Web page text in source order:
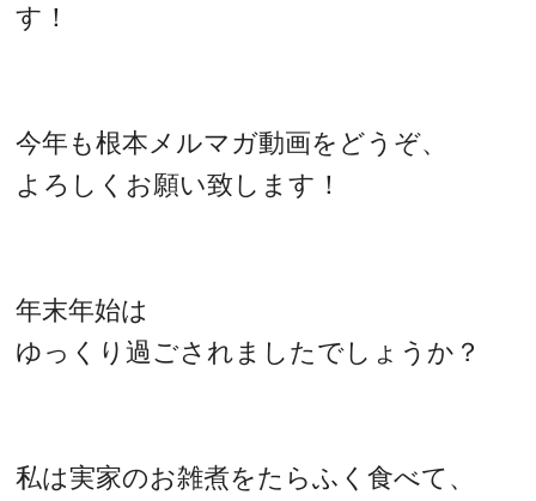
す！
今年も根本メルマガ動画をどうぞ、
よろしくお願い致します！
年末年始は
ゆっくり過ごされましたでしょうか？
私は実家のお雑煮をたらふく食べて、